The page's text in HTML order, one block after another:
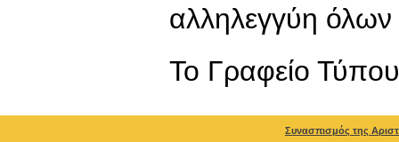
αλληλεγγύη όλων
To Γραφείο Τύπου
Συνασπισμός της